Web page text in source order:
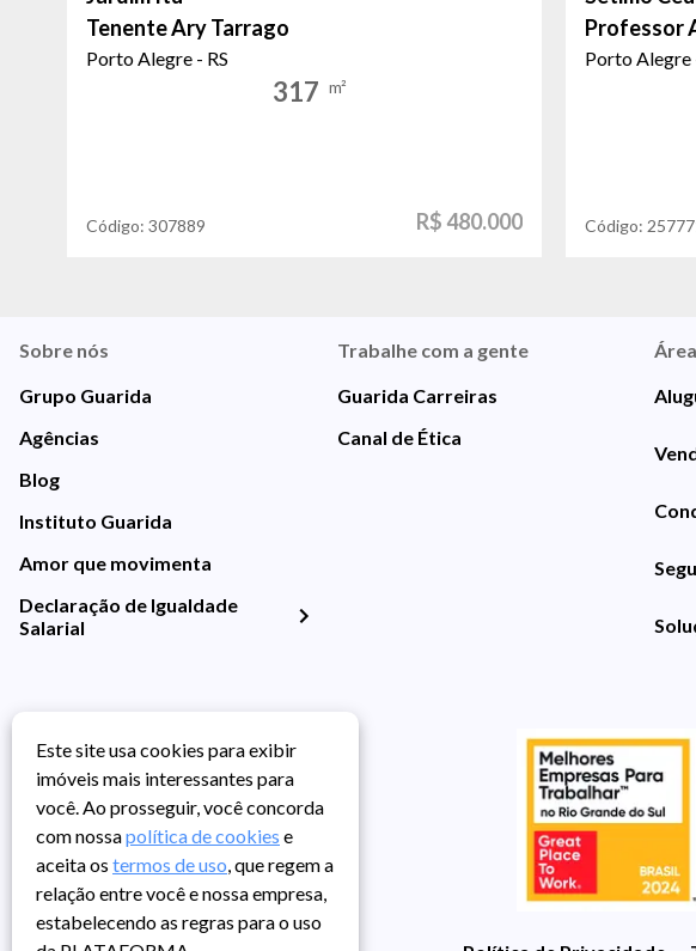
Tenente Ary Tarrago
Porto Alegre - RS
317 m²
Código: 307889 R$ 480.000
Professor
Porto Alegre
Código:
Sobre nós
Grupo Guarida
Agências
Blog
Instituto Guarida
Amor que movimenta
Declaração de Igualdade
Salarial
Trabalhe com a gente
Guarida Carreiras
Canal de Ética
Este site usa cookies para exibir
imóveis mais interessantes para
você. Ao prosseguir, você concorda
com nossapolítica de cookies e
aceita os termos de uso, que regem a
relação entre você e nossa empresa,
estabelecendo as regras para o uso